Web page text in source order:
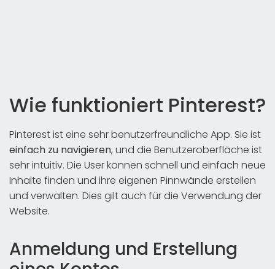
Wie funktioniert Pinterest?
Pinterest ist eine sehr benutzerfreundliche App. Sie ist
einfach zu navigieren, und die Benutzeroberfläche ist
sehr intuitiv. Die User können schnell und einfach neue
Inhalte finden und ihre eigenen Pinnwände erstellen
und verwalten. Dies gilt auch für die Verwendung der
Website.
Anmeldung und Erstellung